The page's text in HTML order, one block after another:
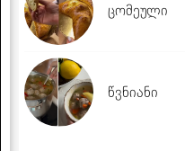
ცომეული
წვნიანი